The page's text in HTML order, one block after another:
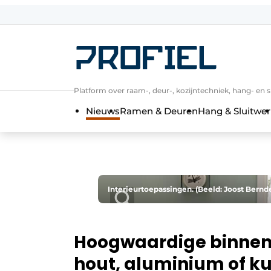
Algemene voorwaarden
Direct contact
Podcasts
Profiel | Platform over raam-, deur-
Uitnodiging Rondetafelgesprek –
Platform over raam-, deur-, kozijntechniek, hang- en
NieuwsRamen & DeurenHang &
Interieurtoepassingen. (Beeld: Joost
Hoogwaardige
hout, aluminium of